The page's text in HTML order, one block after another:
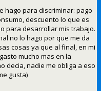
hago para discriminar: pago
descuento lo que es
para desarrollar mis trabajo.
no lo hago por que me da
cosas ya que al final, en mi
mucho mas en la
decia, nadie me obliga a eso
gusta)